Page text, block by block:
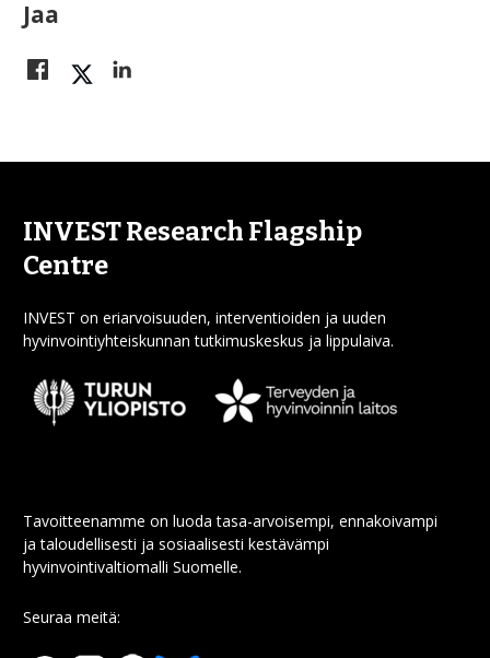
Jaa
INVEST Research Flagship
Centre
INVEST on eriarvoisuuden, interventioiden ja uuden
hyvinvointiyhteiskunnan tutkimuskeskus ja lippulaiva.
Tavoitteenamme on luoda tasa-arvoisempi, ennakoivampi
ja taloudellisesti ja sosiaalisesti kestävämpi
hyvinvointivaltiomalli Suomelle.
Seuraa meitä: